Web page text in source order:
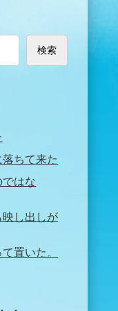
検索
ちて来た
はな
し出しが
置いた。